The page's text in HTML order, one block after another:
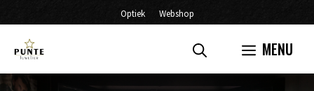
naar
Optiek Webshop
MENU